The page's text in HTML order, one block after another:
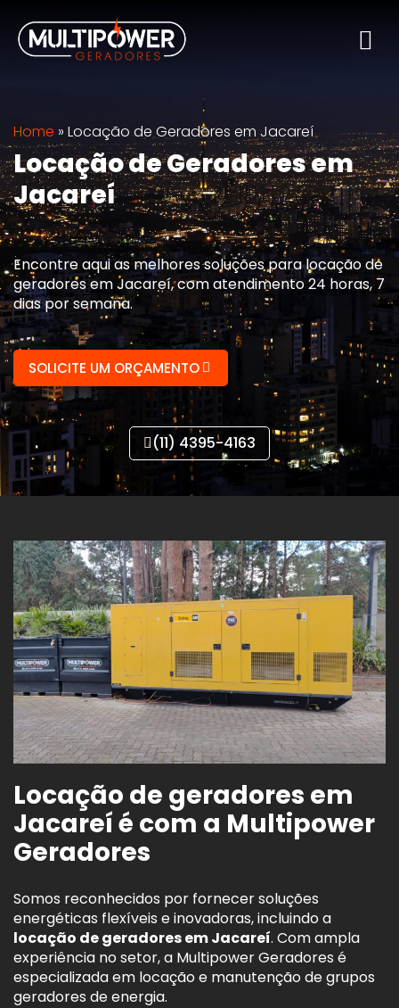
Home » Locação de Geradores em Jacareí
Locação de Geradores em
Jacareí
Encontre aqui as melhores soluções para locação de
geradores em Jacareí, com atendimento 24 horas, 7
dias por semana.
SOLICITE UM ORÇAMENTO
(11) 4395-4163
Locação de geradores em
Jacareí é com a Multipower
Geradores
Somos reconhecidos por fornecer soluções
energéticas flexíveis e inovadoras, incluindo a
locação de geradores em Jacareí. Com ampla
experiência no setor, a Multipower Geradores é
especializada em locação e manutenção de grupos
geradores de energia.